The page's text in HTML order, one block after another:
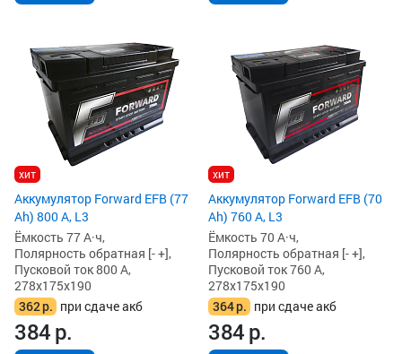
хит
Аккумулятор Forward EFB (77
Ah) 800 А, L3
Ёмкость 77 А·ч,
Полярность обратная [- +],
Пусковой ток 800 А,
278x175x190
362р. при сдаче акб
384р.
хит
Аккумулятор Forward EFB (70
Ah) 760 А, L3
Ёмкость 70 А·ч,
Полярность обратная [- +],
Пусковой ток 760 А,
278x175x190
364р. при сдаче акб
384р.